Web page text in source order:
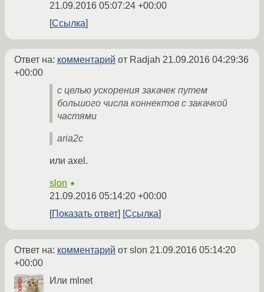
21.09.2016 05:07:24 +00:00
Ссылка
Ответ на: комментарий от Radjah 21.09.2016 04:29:36
+00:00
с целью ускорения закачек путем
большого числа коннектов с закачкой
частями
aria2c
или axel.
slon ★
21.09.2016 05:14:20 +00:00
Показать ответ
Ссылка
Ответ на: комментарий от slon 21.09.2016 05:14:20
+00:00
Или mlnet